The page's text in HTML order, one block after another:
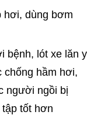
hơi, dùng bơm
bệnh, lót xe lăn y
chống hầm hơi,
người ngồi bị
tốt hơn